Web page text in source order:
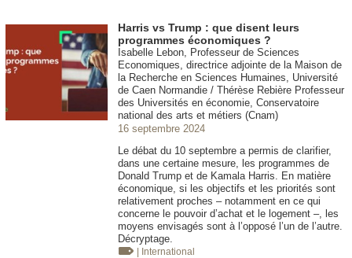
Harris vs Trump : que disent leurs
programmes économiques ?
Isabelle Lebon, Professeur de Sciences
Economiques, directrice adjointe de la Maison de
la Recherche en Sciences Humaines, Université
de Caen Normandie / Thérèse Rebière Professeur
des Universités en économie, Conservatoire
national des arts et métiers (Cnam)
16 septembre 2024
Le débat du 10 septembre a permis de clarifier,
dans une certaine mesure, les programmes de
Donald Trump et de Kamala Harris. En matière
économique, si les objectifs et les priorités sont
relativement proches – notamment en ce qui
concerne le pouvoir d’achat et le logement –, les
moyens envisagés sont à l’opposé l’un de l’autre.
Décryptage.
| International